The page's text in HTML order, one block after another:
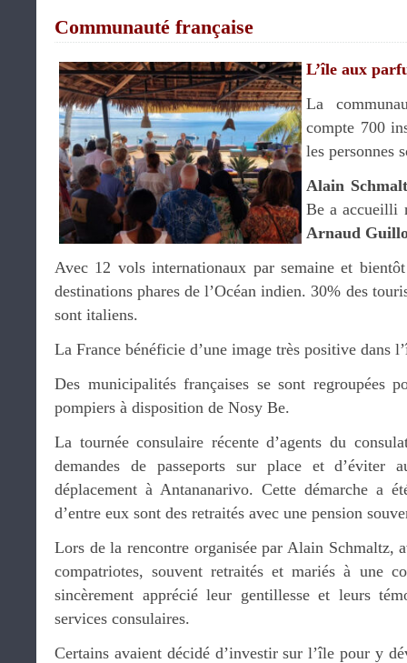
Communauté française
L’île aux
La
compte 700
les personnes
Alain
Be a accueilli
Arnaud
Avec 12 vols internationaux par semaine et
destinations phares de l’Océan indien. 30% des
sont italiens.
La France bénéficie d’une image très positive dans
Des municipalités françaises se sont regroupées
pompiers à disposition de Nosy Be.
La tournée consulaire récente d’agents du
demandes de passeports sur place et d’éviter
déplacement à Antananarivo. Cette démarche a
d’entre eux sont des retraités avec une pension
Lors de la rencontre organisée par Alain Schmaltz,
compatriotes, souvent retraités et mariés à une
sincèrement apprécié leur gentillesse et leurs
services consulaires.
Certains avaient décidé d’investir sur l’île pour y